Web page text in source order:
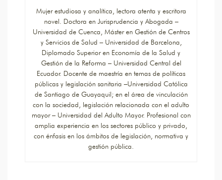
Mujer estudiosa y analítica, lectora atenta y escritora
novel. Doctora en Jurisprudencia y Abogada –
Universidad de Cuenca, Máster en Gestión de Centros
y Servicios de Salud – Universidad de Barcelona,
Diplomado Superior en Economía de la Salud y
Gestión de la Reforma – Universidad Central del
Ecuador. Docente de maestría en temas de políticas
públicas y legislación sanitaria –Universidad Católica
de Santiago de Guayaquil; en el área de vinculación
con la sociedad, legislación relacionada con el adulto
mayor – Universidad del Adulto Mayor. Profesional con
amplia experiencia en los sectores público y privado,
con énfasis en los ámbitos de legislación, normativa y
gestión pública.